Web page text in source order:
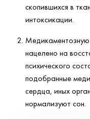
скопившихся в
интоксикации.
нацелено на
психического
подобранные
сердца, иных
нормализуют сон.